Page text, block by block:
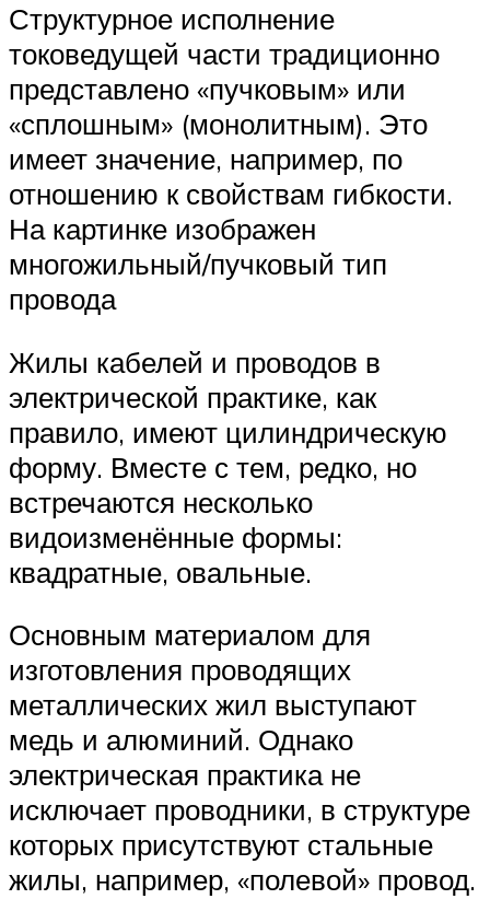
Структурное исполнение
токоведущей части традиционно
представлено «пучковым» или
«сплошным» (монолитным). Это
имеет значение, например, по
отношению к свойствам гибкости.
На картинке изображен
многожильный/пучковый тип
провода
Жилы кабелей и проводов в
электрической практике, как
правило, имеют цилиндрическую
форму. Вместе с тем, редко, но
встречаются несколько
видоизменённые формы:
квадратные, овальные.
Основным материалом для
изготовления проводящих
металлических жил выступают
медь и алюминий. Однако
электрическая практика не
исключает проводники, в структуре
которых присутствуют стальные
жилы, например, «полевой» провод.